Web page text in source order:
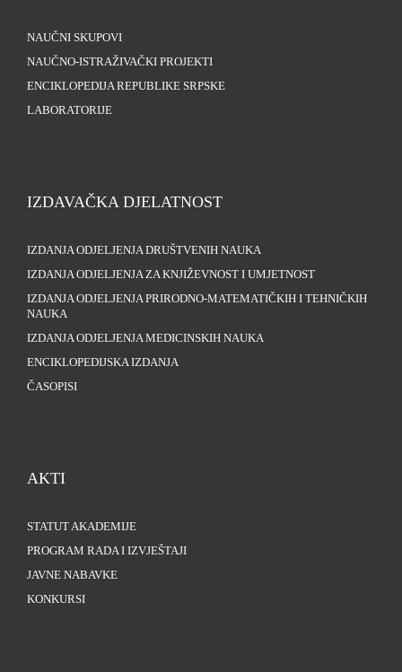
NAUČNI SKUPOVI
NAUČNO-ISTRAŽIVAČKI PROJEKTI
ENCIKLOPEDIJA REPUBLIKE SRPSKE
LABORATORIJE
IZDAVAČKA DJELATNOST
IZDANJA ODJELJENJA DRUŠTVENIH NAUKA
IZDANJA ODJELJENJA ZA KNJIŽEVNOST I UMJETNOST
IZDANJA ODJELJENJA PRIRODNO-MATEMATIČKIH I TEHNIČKIH
NAUKA
IZDANJA ODJELJENJA MEDICINSKIH NAUKA
ENCIKLOPEDIJSKA IZDANJA
ČASOPISI
AKTI
STATUT AKADEMIJE
PROGRAM RADA I IZVJEŠTAJI
JAVNE NABAVKE
KONKURSI